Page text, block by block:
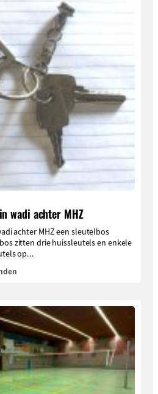
wadi achter MHZ
achter MHZ een sleutelbos
zitten drie huissleutels en enkele
op...